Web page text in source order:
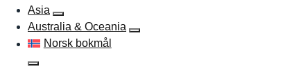
Asia
Australia & Oceania
Norsk bokmål